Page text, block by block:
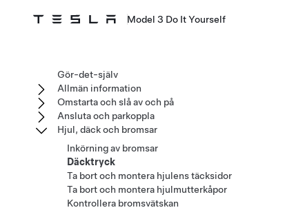
Model 3 Do It Yourself
Gör-det-själv
Allmän information
Omstarta och slå av och på
Ansluta och parkoppla
Hjul, däck och bromsar
Inkörning av bromsar
Däcktryck
Ta bort och montera hjulens täcksidor
Ta bort och montera hjulmutterkåpor
Kontrollera bromsvätskan